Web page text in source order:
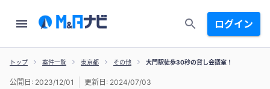
ログイン
トップ 案件一覧 東京都 その他 大門駅徒歩30秒の貸し会議室！
公開日: 2023/12/01 更新日: 2024/07/03